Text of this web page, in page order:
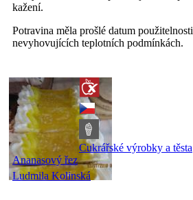
kažení.
Potravina měla prošlé datum
nevyhovujících teplotních podmínkách.
Cukrářské výrobky a těsta
Ananasový řez
Ludmila Kolinská